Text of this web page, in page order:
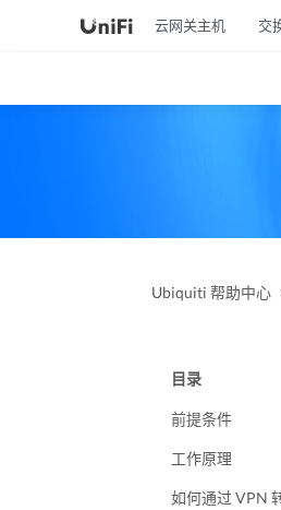
云网关主机 交
Ubiquiti 帮助中心
目录
前提条件
工作原理
如何通过 VPN